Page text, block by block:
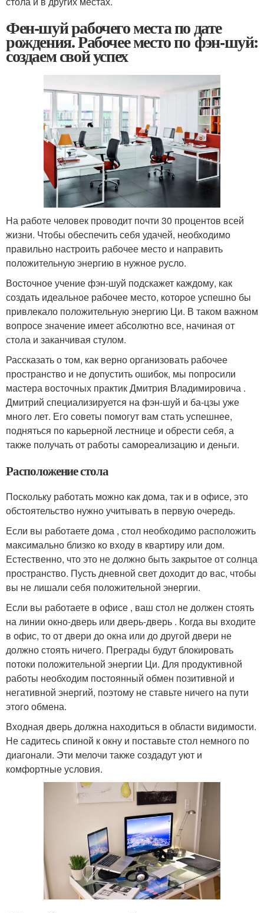
Фен-шуй рабочего места по дате
рождения. Рабочее место по фэн-шуй:
создаем свой успех
На работе человек проводит почти 30 процентов всей
жизни. Чтобы обеспечить себя удачей, необходимо
правильно настроить рабочее место и направить
положительную энергию в нужное русло.
Восточное учение фэн-шуй подскажет каждому, как
создать идеальное рабочее место, которое успешно бы
привлекало положительную энергию Ци. В таком важном
вопросе значение имеет абсолютно все, начиная от
стола и заканчивая стулом.
Рассказать о том, как верно организовать рабочее
пространство и не допустить ошибок, мы попросили
мастера восточных практик Дмитрия Владимировича .
Дмитрий специализируется на фэн-шуй и ба-цзы уже
много лет. Его советы помогут вам стать успешнее,
подняться по карьерной лестнице и обрести себя, а
также получать от работы самореализацию и деньги.
Расположение стола
Поскольку работать можно как дома, так и в офисе, это
обстоятельство нужно учитывать в первую очередь.
Если вы работаете дома , стол необходимо расположить
максимально близко ко входу в квартиру или дом.
Естественно, что это не должно быть закрытое от солнца
пространство. Пусть дневной свет доходит до вас, чтобы
вы не лишали себя положительной энергии.
Если вы работаете в офисе , ваш стол не должен стоять
на линии окно-дверь или дверь-дверь . Когда вы входите
в офис, то от двери до окна или до другой двери не
должно стоять ничего. Преграды будут блокировать
потоки положительной энергии Ци. Для продуктивной
работы необходим постоянный обмен позитивной и
негативной энергий, поэтому не ставьте ничего на пути
этого обмена.
Входная дверь должна находиться в области видимости.
Не садитесь спиной к окну и поставьте стол немного по
диагонали. Эти мелочи также создадут уют и
комфортные условия.